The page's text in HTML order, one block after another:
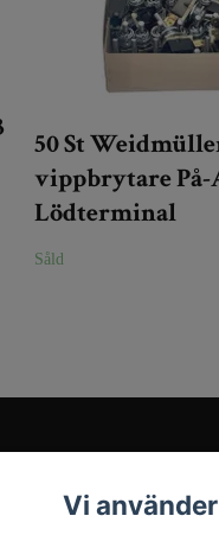
50 St
vippbrytare På-
Lödterminal
Såld
Vi